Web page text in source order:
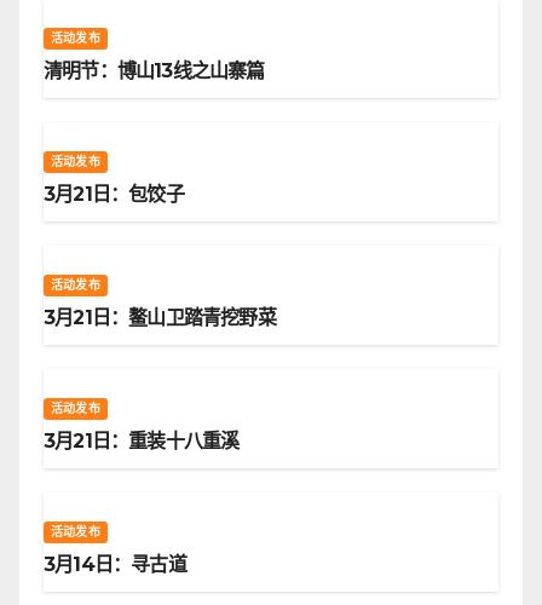
活动发布
清明节：博山13线之山寨篇
活动发布
3月21日：包饺子
活动发布
3月21日：鳌山卫踏青挖野菜
活动发布
3月21日：重装十八重溪
活动发布
3月14日：寻古道